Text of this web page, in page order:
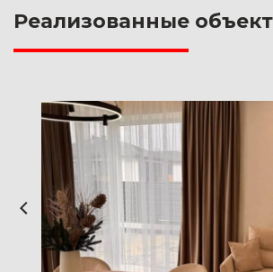
Реализованные